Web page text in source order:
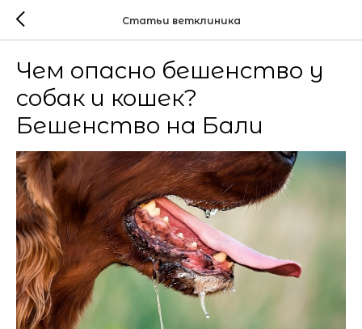
Статьи ветклиника
Чем опасно бешенство у
собак и кошек?
Бешенство на Бали